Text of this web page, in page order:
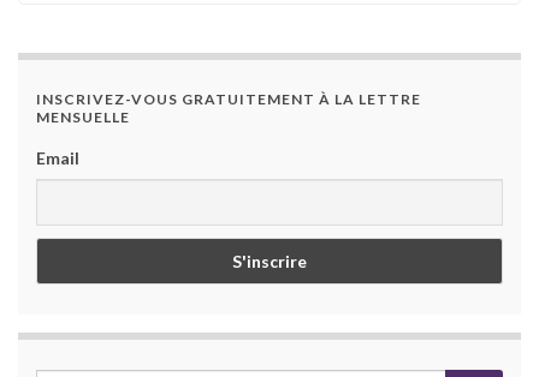
INSCRIVEZ-VOUS GRATUITEMENT À LA LETTRE
MENSUELLE
Email